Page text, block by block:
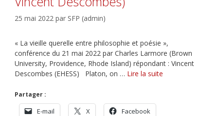
25 mai 2022 par SFP (admin)
« La vieille querelle entre philosophie et poésie »,
conférence du 21 mai 2022 par Charles Larmore (Brown
University, Providence, Rhode Island) répondant : Vincent
Descombes (EHESS) Platon, on … Lire la suite
Partager :
E-mail X Facebook